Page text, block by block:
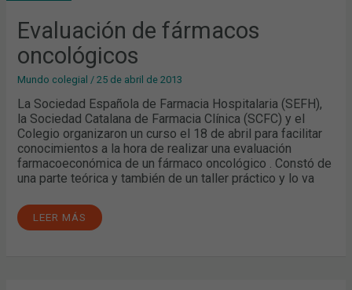
Evaluación de fármacos
oncológicos
Mundo colegial /25 de abril de 2013
La Sociedad Española de Farmacia Hospitalaria (SEFH),
la Sociedad Catalana de Farmacia Clínica (SCFC) y el
Colegio organizaron un curso el 18 de abril para facilitar
conocimientos a la hora de realizar una evaluación
farmacoeconómica de un fármaco oncológico . Constó de
una parte teórica y también de un taller práctico y lo va
LEER MÁS